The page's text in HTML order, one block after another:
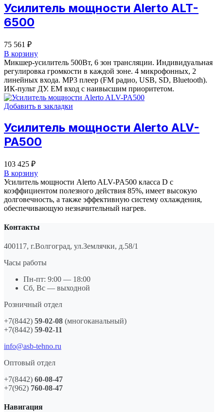
Усилитель мощности Alerto ALT-
6500
75 561 ₽
В корзину
Микшер-усилитель 500Вт, 6 зон трансляции. Индивидуальная
регулировка громкости в каждой зоне. 4 микрофонных, 2
линейных входа. МР3 плеер (FM радио, USB, SD, Bluetooth).
ИК-пульт ДУ. ЕМ вход с наивысшим приоритетом.
Добавить в закладки
Усилитель мощности Alerto ALV-
PA500
103 425 ₽
В корзину
Усилитель мощности Alerto ALV-PA500 класса D с
коэффициентом полезного действия 85%, имеет высокую
долговечность, а также эффективную систему охлаждения,
обеспечивающую незначительный нагрев.
Контакты
400117, г.Волгоград, ул.Землячки, д.58/1
Часы работы
Пн-пт: 9:00 — 18:00
Сб, Вс — выходной
Розничный отдел
+7(8442) 59-02-08 (многоканальный)
+7(8442) 59-02-11
info@asb-tehno.ru
Оптовый отдел
+7(8442) 60-08-47
+7(962) 760-08-47
Навигация